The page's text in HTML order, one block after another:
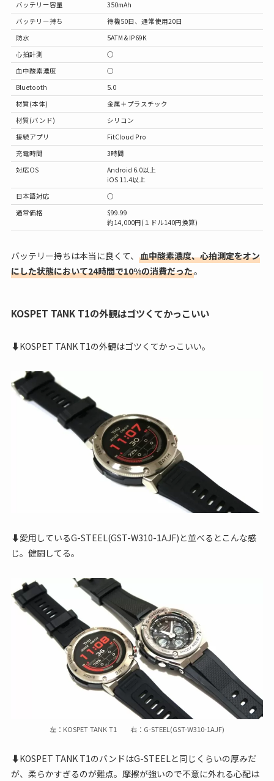
バッテリー容量
350mAh
バッテリー持ち
待機50日、通常使用20日
防水
5ATM & IP69K
心拍計測
○
血中酸素濃度
○
Bluetooth
5.0
材質(本体)
金属＋プラスチック
材質(バンド)
シリコン
接続アプリ
FitCloud Pro
充電時間
3時間
対応OS
Android 6.0以上
iOS 11.4以上
日本語対応
○
通常価格
$99.99
約14,000円(１ドル140円換算)
バッテリー持ちは本当に良くて、 血中酸素濃度、心拍測定をオン
にした状態において24時間で10%の消費だった。
KOSPET TANK T1の外観はゴツくてかっこいい
⬇KOSPET TANK T1の外観はゴツくてかっこいい。
⬇愛用しているG-STEEL(GST-W310-1AJF)と並べるとこんな感
じ。健闘してる。
左：KOSPET TANK T1 右：G-STEEL(GST-W310-1AJF)
⬇KOSPET TANK T1のバンドはG-STEELと同じくらいの厚みだ
が、柔らかすぎるのが難点。摩擦が強いので不意に外れる心配は